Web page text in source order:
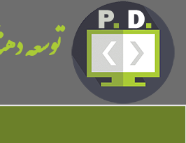
توسعه